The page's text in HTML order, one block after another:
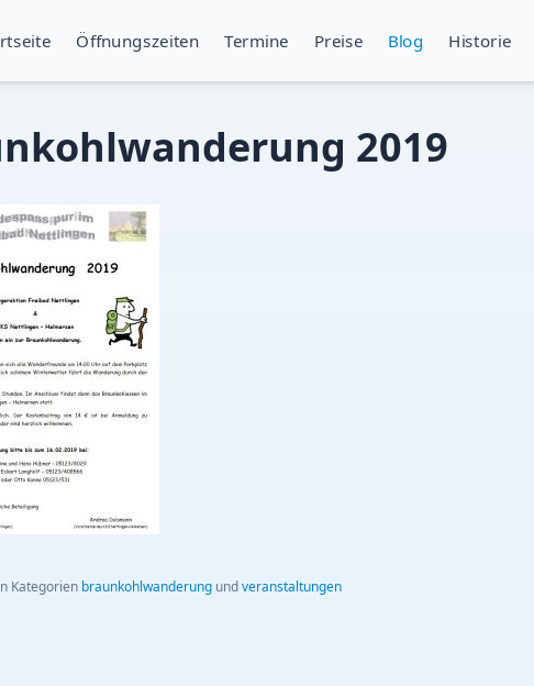
Öffnungszeiten Termine Preise Blog Historie
2019
Kategorien braunkohlwanderung undveranstaltungen